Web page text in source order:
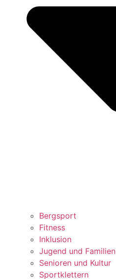
Bergsport
Fitness
Inklusion
Jugend und Familien
Senioren und Kultur
Sportklettern